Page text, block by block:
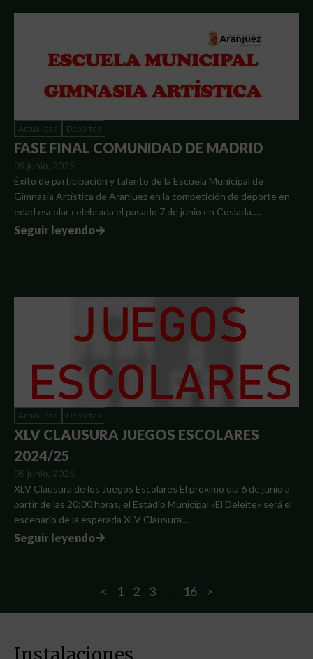
Actualidad Deportes
FASE FINAL COMUNIDAD DE MADRID
09 junio, 2025
Éxito de participación y talento de la Escuela Municipal de
Gimnasia Artística de Aranjuez en la competición de deporte en
edad escolar celebrada el pasado 7 de junio en Coslada….
Seguir leyendo
Actualidad Deportes
XLV CLAUSURA JUEGOS ESCOLARES
2024/25
05 junio, 2025
XLV Clausura de los Juegos Escolares El próximo día 6 de junio a
partir de las 20:00 horas, el Estadio Municipal «El Deleite» será el
escenario de la esperada XLV Clausura…
Seguir leyendo
< 1 2 3 16 >
Instalaciones